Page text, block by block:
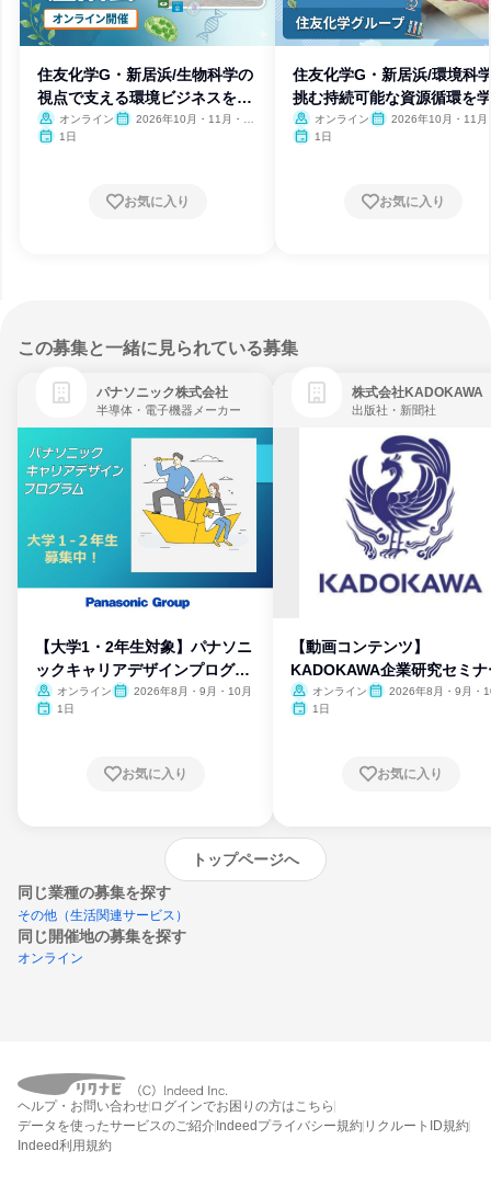
住友化学G・新居浜/生物科学の
視点で支える環境ビジネスを学
ぶ
オンライン
2026年10月・11月・12
1日
お気に入り
住友化学G・新居浜/環境科
挑む持続可能な資源循環を
オンライン
2026年10月・11月
1日
お気に入り
この募集と一緒に見られている募集
パナソニック株式会社
半導体・電子機器メーカー
【大学1・2年生対象】パナソニ
ックキャリアデザインプログラ
ム
オンライン
2026年8月・9月・10月
1日
お気に入り
株式会社KADOKAWA
出版社・新聞社
【動画コンテンツ】
KADOKAWA企業研究セミナ
オンライン
2026年8月・9月・
1日
お気に入り
トップページへ
同じ業種の募集を探す
その他（生活関連サービス）
同じ開催地の募集を探す
オンライン
エントリーするとプログラムの詳細案内を
受け取れるようになります
ヘルプ・お問い合わせ ログインでお困りの方はこちら
データを使ったサービスのご紹介 Indeedプライバシー規約 リクルートID規約
Indeed利用規約